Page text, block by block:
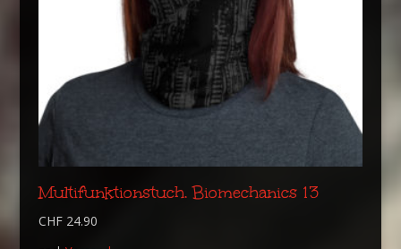
Multifunktionstuch. Biomechanics 13
CHF24.90